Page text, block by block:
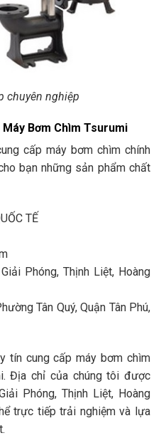
chuyên nghiệp
Bơm Chìm Tsurumi
cấp máy bơm chìm chính
bạn những sản phẩm chất
TẾ
Phóng, Thịnh Liệt, Hoàng
Tân Quý, Quận Tân Phú,
tín cung cấp máy bơm chìm
Địa chỉ của chúng tôi được
Phóng, Thịnh Liệt, Hoàng
trực tiếp trải nghiệm và lựa